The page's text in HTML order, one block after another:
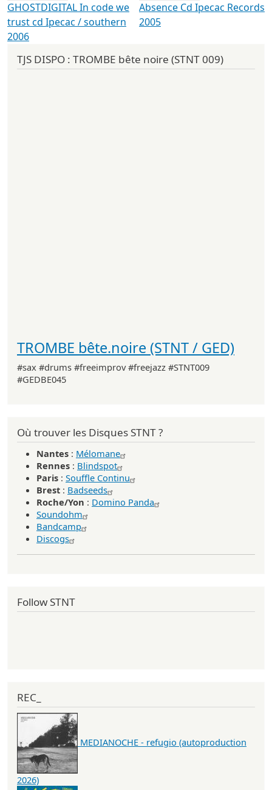
GHOSTDIGITAL In code we
trust cd Ipecac / southern
2006
Absence Cd Ipecac Records
2005
TJS DISPO : TROMBE bête noire (STNT 009)
TROMBE bête.noire (STNT / GED)
#sax #drums #freeimprov #freejazz #STNT009
#GEDBE045
Où trouver les Disques STNT ?
Nantes : Mélomane
Rennes : Blindspot
Paris : Souffle Continu
Brest : Badseeds
Roche/Yon : Domino Panda
Soundohm
Bandcamp
Discogs
Follow STNT
REC_
MEDIANOCHE - refugio (autoproduction
2026)